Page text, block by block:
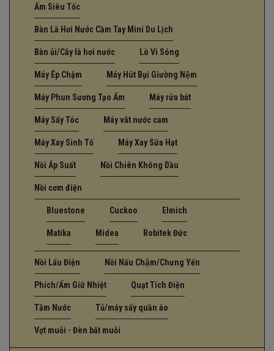
Ấm Siêu Tốc
Bàn Là Hơi Nước Cầm Tay Mini Du Lịch
Bàn ủi/Cây là hơi nước Lò Vi Sóng
Máy Ép Chậm Máy Hút Bụi Giường Nệm
Máy Phun Sương Tạo Ẩm Máy rửa bát
Máy Sấy Tóc Máy vắt nước cam
Máy Xay Sinh Tố Máy Xay Sữa Hạt
Nồi Áp Suất Nồi Chiên Không Dầu
Nồi cơm điện
Bluestone Cuckoo Elmich
Matika Midea Robitek Đức
Nồi Lẩu Điện Nồi Nấu Chậm/Chưng Yến
Phích/Ấm Giữ Nhiệt Quạt Tích Điện
Tăm Nước Tủ/máy sấy quần áo
Vợt muỗi - Đèn bắt muỗi